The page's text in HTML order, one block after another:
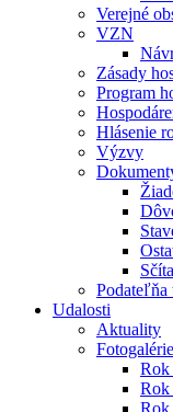
Verejné
VZN
Zásady
Program
Hlásenie
Výzvy
Podateľňa
Udalosti
Aktuality
Fotogalérie
Rok
Rok
Rok